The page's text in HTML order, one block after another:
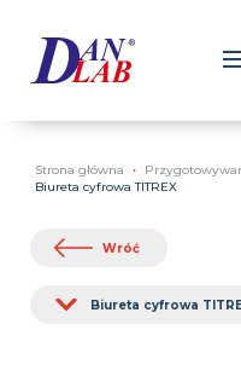
Strona główna
Biureta cyfrowa TITREX
Wróć
Biureta cyfrowa